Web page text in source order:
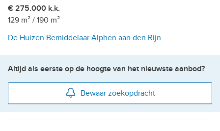
€ 275.000 k.k.
129 m² / 190 m²
De Huizen Bemiddelaar Alphen aan den Rijn
Altijd als eerste op de hoogte van het nieuwste aanbod?
Bewaar zoekopdracht